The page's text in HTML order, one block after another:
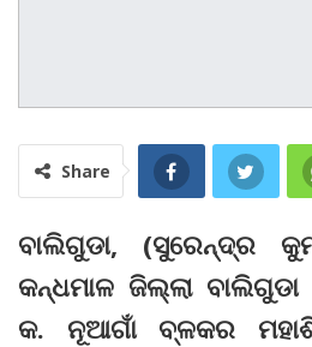
Share
ବାଲିଗୁଡା, (ସୁରେନ୍ଦ୍ର
କନ୍ଧମାଳ ଜିଲ୍ଲା
କ. ନୂଆଗାଁ ବ୍ଳକର